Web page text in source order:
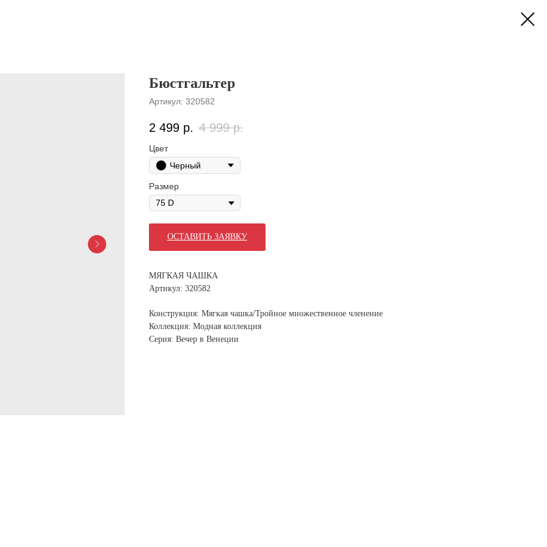
Бюстгальтер
Артикул: 320582
2 499 р. 4 999 р.
Цвет
Черный
Размер
ОСТАВИТЬ ЗАЯВКУ
МЯГКАЯ ЧАШКА
Артикул: 320582
Конструкция: Мягкая чашка/Тройное множественное членение
Коллекция: Модная коллекция
Серия: Вечер в Венеции